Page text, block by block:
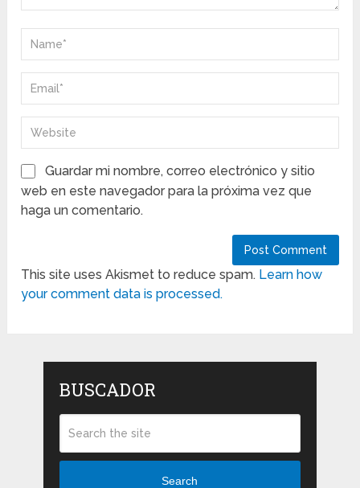
Guardar mi nombre, correo electrónico y sitio
web en este navegador para la próxima vez que
haga un comentario.
This site uses Akismet to reduce spam. Learn how
your comment data is processed.
BUSCADOR
Search